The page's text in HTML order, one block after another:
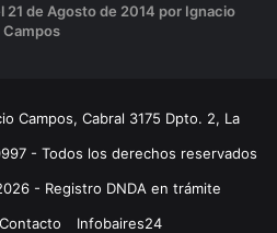
21 de Agosto de 2014 por Ignacio
Campos
Campos, Cabral 3175 Dpto. 2, La
- Todos los derechos reservados
- Registro DNDA en trámite
Contacto Infobaires24